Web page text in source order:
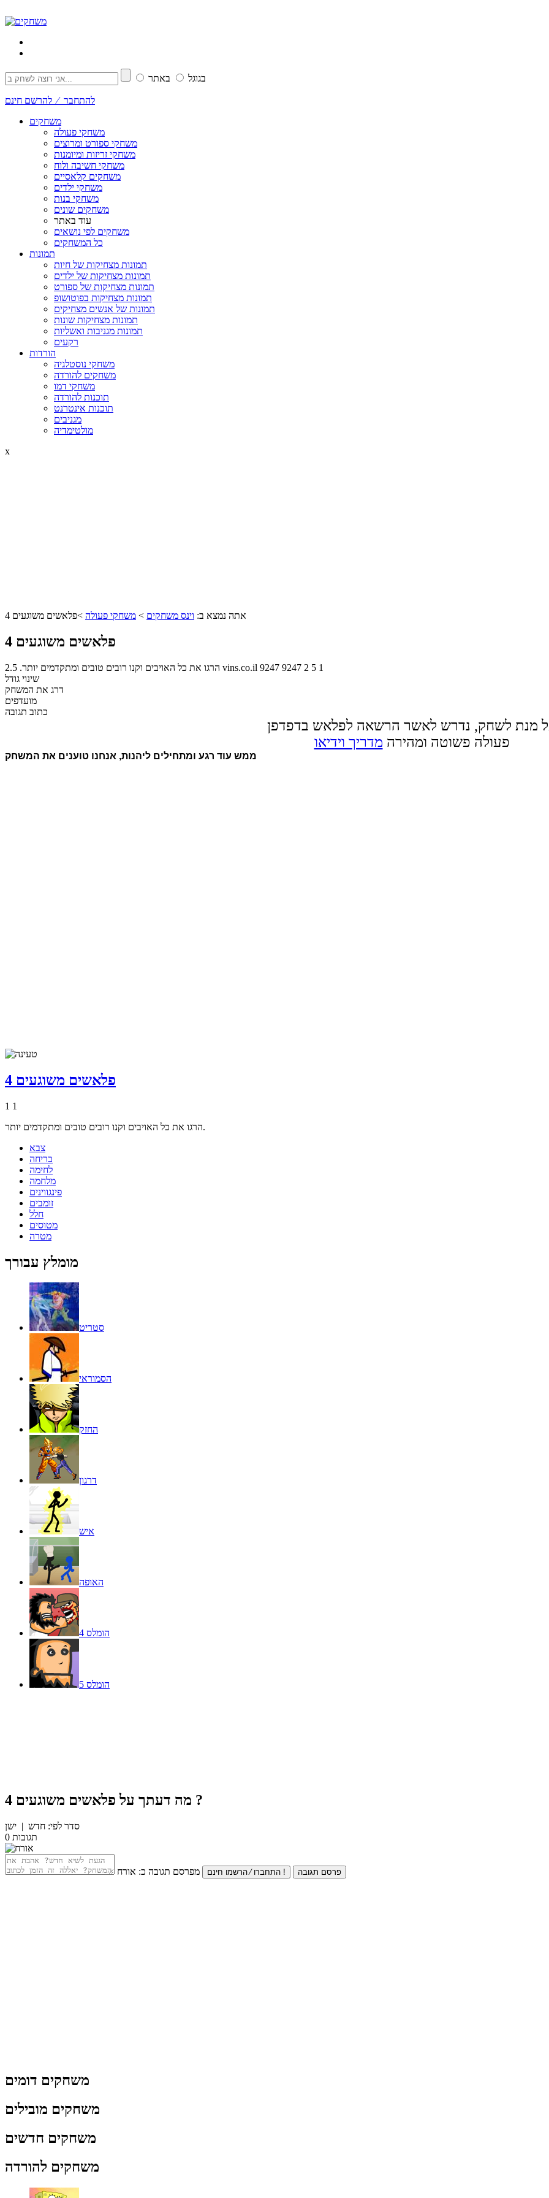
בגוגל באתר
להתחבר ⁄ להרשם חינם
משחקים
משחקי פעולה
משחקי ספורט ומרוצים
משחקי זריזות ומיומנות
משחקי חשיבה ולוח
משחקים קלאסיים
משחקי ילדים
משחקי בנות
משחקים שונים
עוד באתר
משחקים לפי נושאים
כל המשחקים
תמונות
תמונות מצחיקות של חיות
תמונות מצחיקות של ילדים
תמונות מצחיקות של ספורט
תמונות מצחיקות בפוטושופ
תמונות של אנשים מצחיקים
תמונות מצחיקות שונות
תמונות מגניבות ואשליות
רקעים
הורדות
משחקי נוסטלגיה
משחקים להורדה
משחקי דמו
תוכנות להורדה
תוכנות אינטרנט
מגניבים
מולטימדיה
x
אתה נמצא ב: וינס משחקים > משחקי פעולה >פלאשים משוגעים 4
פלאשים משוגעים 4
הרגו את כל האויבים וקנו רובים טובים ומתקדמים יותר. 2.5 vins.co.il 9247 9247 2 5 1
שינוי גודל
דרג את המשחק
מועדפים
כתוב תגובה
מנת לשחק, נדרש לאשר הרשאה לפלאש בדפדפן
פעולה פשוטה ומהירה מדריך וידיאו
ממש עוד רגע ומתחילים ליהנות, אנחנו טוענים את המשחק
פלאשים משוגעים 4
1 1
הרגו את כל האויבים וקנו רובים טובים ומתקדמים יותר.
צבא
בריחה
לחימה
מלחמה
פינגווינים
זומבים
חלל
מטוסים
מטרה
מומלץ עבורך
סטריט
הסמוראי
החזק
דרגון
איש
האופה
הומלס 4
הומלס 5
מה דעתך על פלאשים משוגעים 4 ?
סדר לפי: חדש | ישן
0 תגובות
מפרסם תגובה כ: אורח התחברו ⁄ הרשמו חינם ! פרסם תגובה
משחקים דומים
משחקים מובילים
משחקים חדשים
משחקים להורדה